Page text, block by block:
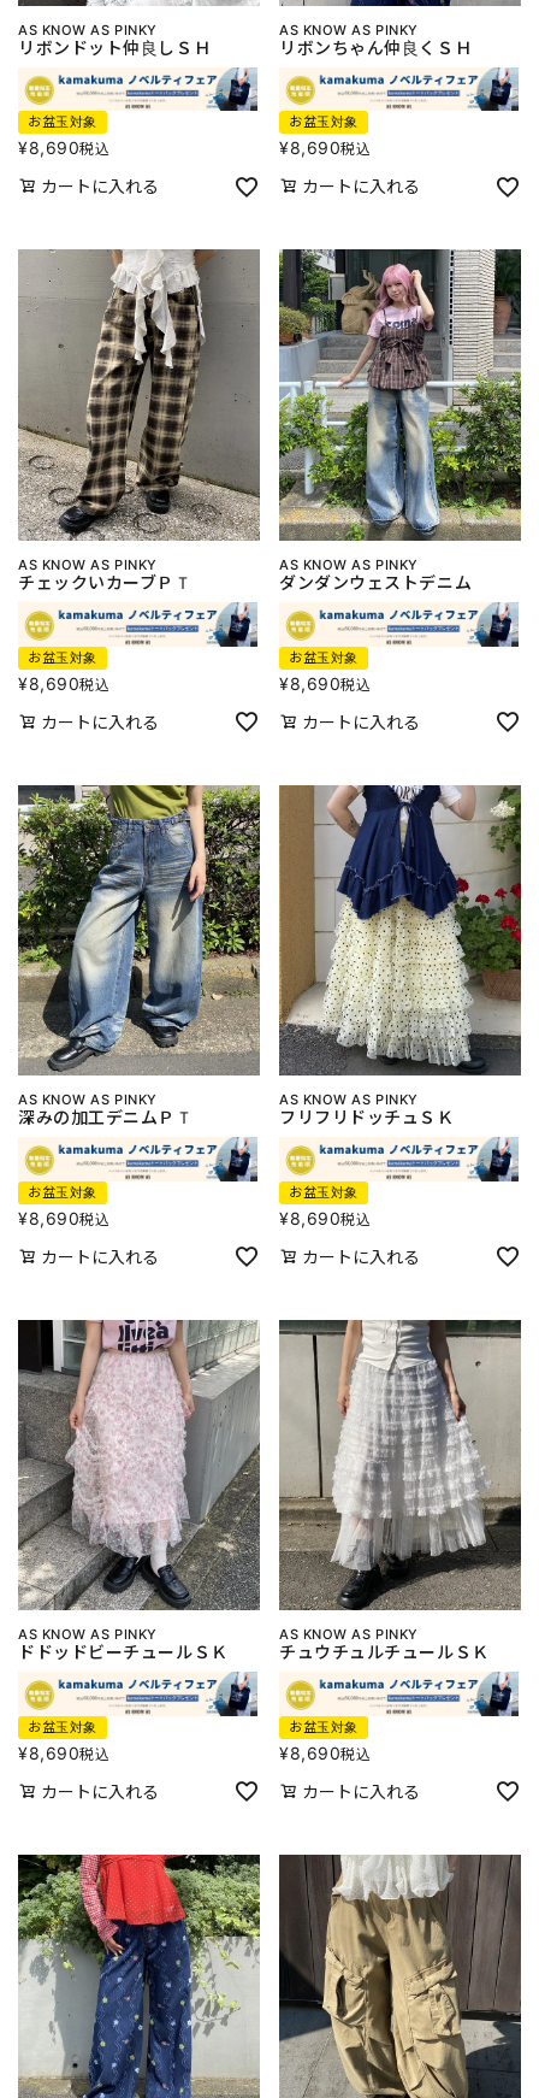
AS KNOW AS PINKY
リボンドット仲良しＳＨ
お盆玉対象
¥8,690税込
カートに入れる
AS KNOW AS PINKY
リボンちゃん仲良くＳＨ
お盆玉対象
¥8,690税込
カートに入れる
AS KNOW AS PINKY
チェックいカーブＰＴ
お盆玉対象
¥8,690税込
カートに入れる
AS KNOW AS PINKY
ダンダンウェストデニム
お盆玉対象
¥8,690税込
カートに入れる
AS KNOW AS PINKY
深みの加工デニムＰＴ
お盆玉対象
¥8,690税込
カートに入れる
AS KNOW AS PINKY
フリフリドッチュＳＫ
お盆玉対象
¥8,690税込
カートに入れる
AS KNOW AS PINKY
ドドッドビーチュールＳＫ
お盆玉対象
¥8,690税込
カートに入れる
AS KNOW AS PINKY
チュウチュルチュールＳＫ
お盆玉対象
¥8,690税込
カートに入れる